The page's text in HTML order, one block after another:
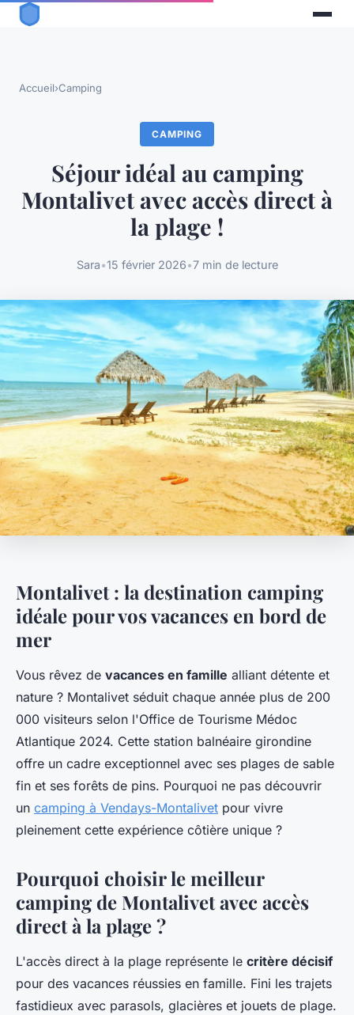
Accueil›Camping
CAMPING
Séjour idéal au camping
Montalivet avec accès direct à
la plage !
Sara•15 février 2026•7 min de lecture
Montalivet : la destination camping
idéale pour vos vacances en bord de
mer
Vous rêvez de vacances en famille alliant détente et
nature ? Montalivet séduit chaque année plus de 200
000 visiteurs selon l'Office de Tourisme Médoc
Atlantique 2024. Cette station balnéaire girondine
offre un cadre exceptionnel avec ses plages de sable
fin et ses forêts de pins. Pourquoi ne pas découvrir
un camping à Vendays-Montalivet pour vivre
pleinement cette expérience côtière unique ?
Pourquoi choisir le meilleur
camping de Montalivet avec accès
direct à la plage ?
L'accès direct à la plage représente le critère décisif
pour des vacances réussies en famille. Fini les trajets
fastidieux avec parasols, glacières et jouets de plage.